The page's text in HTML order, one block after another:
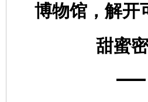
博物馆，解开
甜蜜